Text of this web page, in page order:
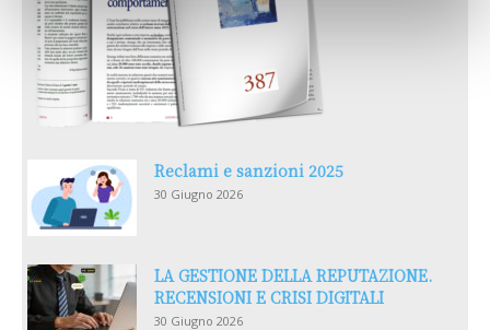
Reclami e sanzioni 2025
30 Giugno 2026
LA GESTIONE DELLA REPUTAZIONE.
RECENSIONI E CRISI DIGITALI
30 Giugno 2026